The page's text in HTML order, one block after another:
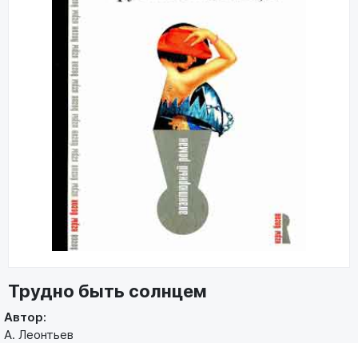
Трудно быть солнцем
Автор:
А. Леонтьев